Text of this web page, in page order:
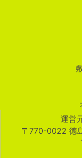
運営
〒770-0022 徳